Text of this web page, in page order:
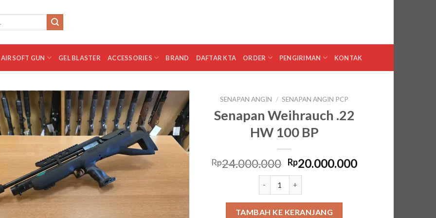
AIRSOFT GUN GEL BLASTER ACCESSORIES BRAND DAFTAR KTA ORDER PENGIRIMAN KONTAK
Add to
wishlist
SENAPAN ANGIN / SENAPAN ANGIN PCP
Senapan Weihrauch .22
HW 100 BP
Rp24.000.000 Harga
aslinya
adalah:
Rp24.000.000.
Rp20.000.000Harga
TAMBAH KE KERANJANG